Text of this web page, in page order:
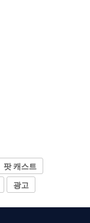
팟 캐스트
광고